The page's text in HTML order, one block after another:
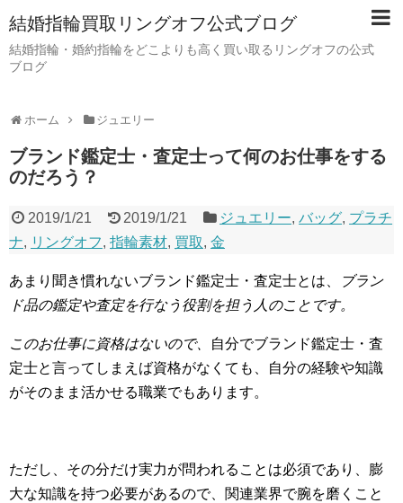
結婚指輪買取リングオフ公式ブログ
結婚指輪・婚約指輪をどこよりも高く買い取るリングオフの公式
ブログ
ホーム ジュエリー
ブランド鑑定士・査定士って何のお仕事をする
のだろう？
2019/1/21 2019/1/21 ジュエリー,バッグ, プラチ
ナ, リングオフ, 指輪素材, 買取, 金
あまり聞き慣れないブランド鑑定士・査定士とは、
ブラン
ド品の鑑定や査定を行なう役割を担う人のことです。
このお仕事に資格はないので、
自分でブランド鑑定士・査
定士と言ってしまえば資格がなくても、自分の経験や知識
がそのまま活かせる職業でもあります。
ただし、その分だけ実力が問われることは必須であり、膨
大な知識を持つ必要があるので、関連業界で腕を磨くこと